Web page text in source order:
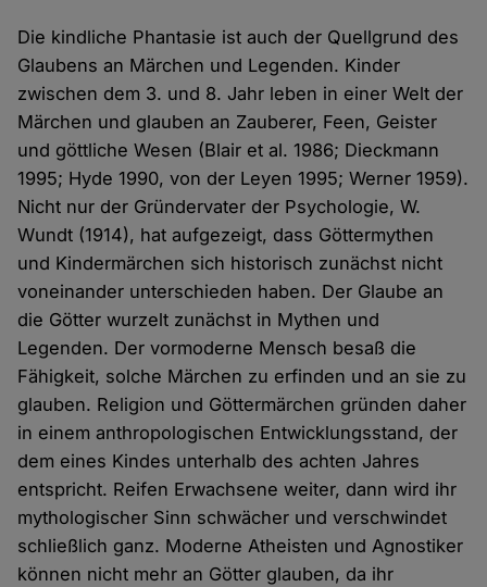
Die kindliche Phantasie ist auch der Quellgrund des
Glaubens an Märchen und Legenden. Kinder
zwischen dem 3. und 8. Jahr leben in einer Welt der
Märchen und glauben an Zauberer, Feen, Geister
und göttliche Wesen (Blair et al. 1986; Dieckmann
1995; Hyde 1990, von der Leyen 1995; Werner 1959).
Nicht nur der Gründervater der Psychologie, W.
Wundt (1914), hat aufgezeigt, dass Göttermythen
und Kindermärchen sich historisch zunächst nicht
voneinander unterschieden haben. Der Glaube an
die Götter wurzelt zunächst in Mythen und
Legenden. Der vormoderne Mensch besaß die
Fähigkeit, solche Märchen zu erfinden und an sie zu
glauben. Religion und Göttermärchen gründen daher
in einem anthropologischen Entwicklungsstand, der
dem eines Kindes unterhalb des achten Jahres
entspricht. Reifen Erwachsene weiter, dann wird ihr
mythologischer Sinn schwächer und verschwindet
schließlich ganz. Moderne Atheisten und Agnostiker
können nicht mehr an Götter glauben, da ihr